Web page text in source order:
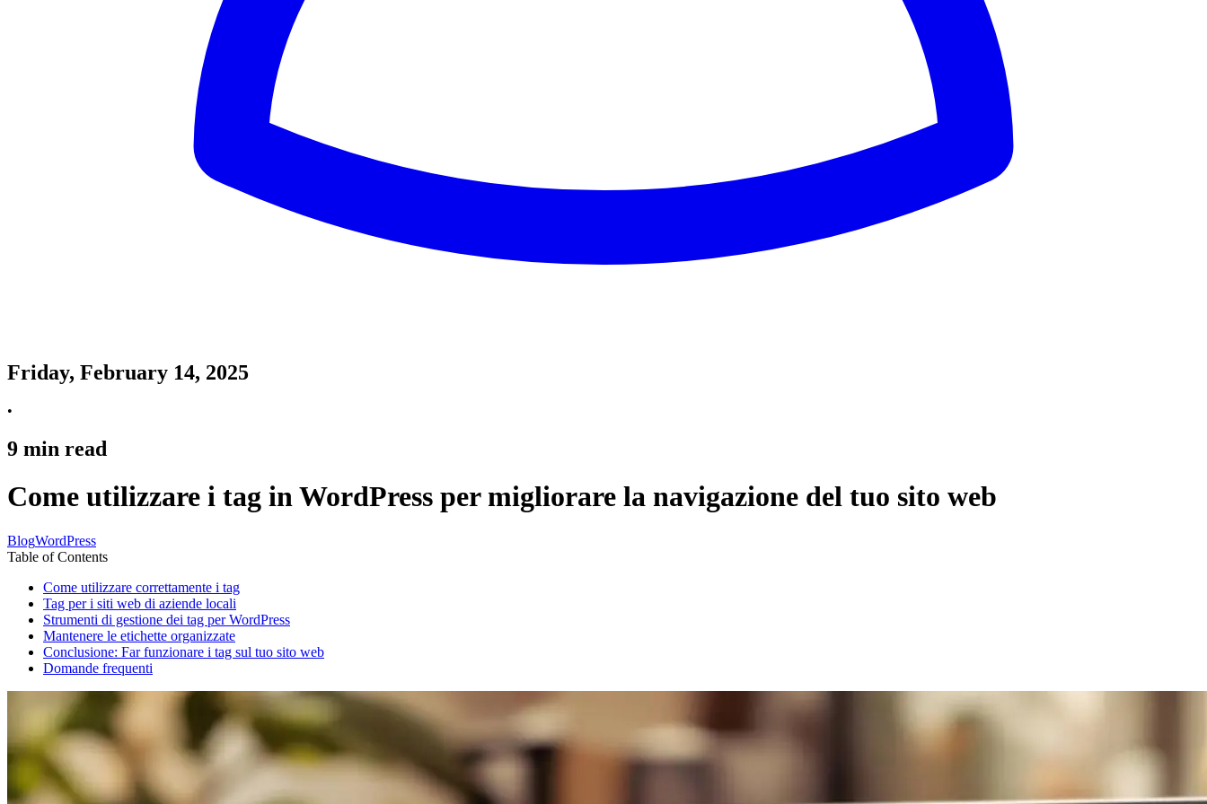
Friday, February 14, 2025
•
9 min read
Come utilizzare i tag in WordPress per migliorare la navigazione del tuo sito web
BlogWordPress
Table of Contents
Come utilizzare correttamente i tag
Tag per i siti web di aziende locali
Strumenti di gestione dei tag per WordPress
Mantenere le etichette organizzate
Conclusione: Far funzionare i tag sul tuo sito web
Domande frequenti